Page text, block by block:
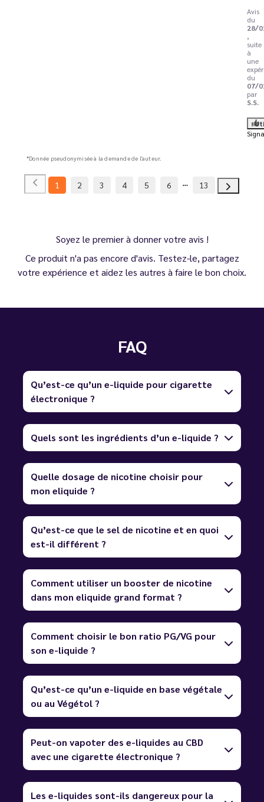
Avis
du
28/
,
suite
à
une
du
07/
par
S.S.
*Donnée pseudonymisée à la demande de l'auteur.
1 2 3 4 5 6 13
Soyez le premier à donner votre avis !
Ce produit n'a pas encore d'avis. Testez-le, partagez
votre expérience et aidez les autres à faire le bon choix.
FAQ
Qu’est-ce qu’un e-liquide pour cigarette
électronique ?
Quels sont les ingrédients d’un e-liquide ?
Quelle dosage de nicotine choisir pour
mon eliquide ?
Qu’est-ce que le sel de nicotine et en quoi
est-il différent ?
Comment utiliser un booster de nicotine
dans mon eliquide grand format ?
Comment choisir le bon ratio PG/VG pour
son e-liquide ?
Qu’est-ce qu’un e-liquide en base végétale
ou au Végétol ?
Peut-on vapoter des e-liquides au CBD
avec une cigarette électronique ?
Les e-liquides sont-ils dangereux pour la